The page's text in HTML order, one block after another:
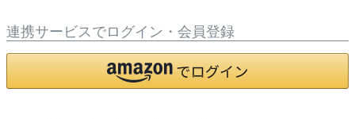
連携サービスでログイン・会員登録